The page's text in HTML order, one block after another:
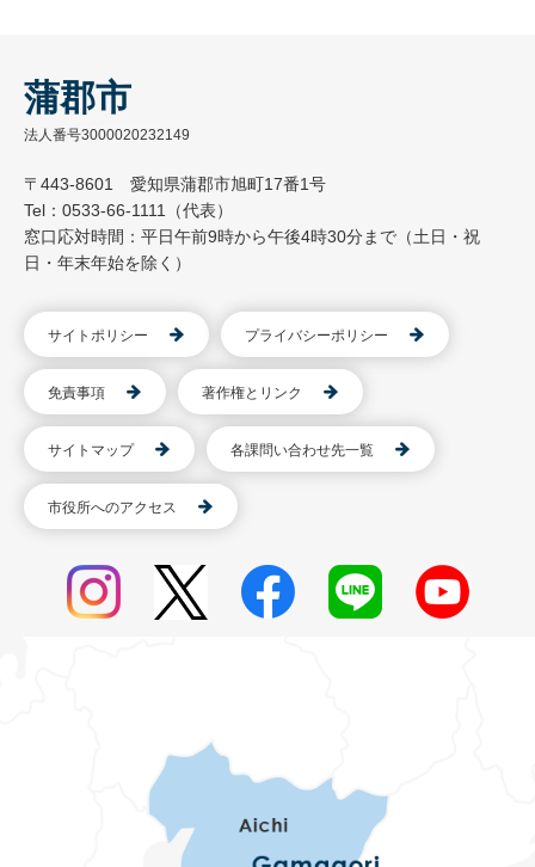
蒲郡市
法人番号3000020232149
〒443-8601 愛知県蒲郡市旭町17番1号
Tel：0533-66-1111（代表）
窓口応対時間：平日午前9時から午後4時30分まで（土日・祝
日・年末年始を除く）
サイトポリシー プライバシーポリシー
免責事項 著作権とリンク
サイトマップ 各課問い合わせ先一覧
市役所へのアクセス